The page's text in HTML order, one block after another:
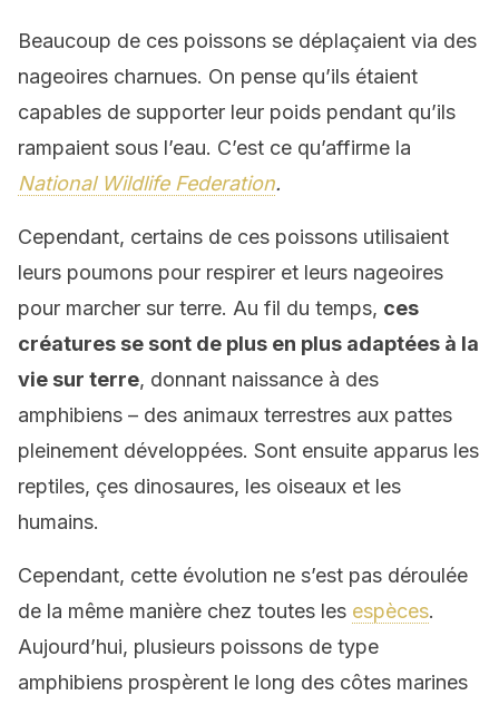
Beaucoup de ces poissons se déplaçaient via des
nageoires charnues. On pense qu’ils étaient
capables de supporter leur poids pendant qu’ils
rampaient sous l’eau. C’est ce qu’affirme la
National Wildlife Federation.
Cependant, certains de ces poissons utilisaient
leurs poumons pour respirer et leurs nageoires
pour marcher sur terre. Au fil du temps, ces
créatures se sont de plus en plus adaptées à la
vie sur terre, donnant naissance à des
amphibiens – des animaux terrestres aux pattes
pleinement développées. Sont ensuite apparus les
reptiles, çes dinosaures, les oiseaux et les
humains.
Cependant, cette évolution ne s’est pas déroulée
de la même manière chez toutes les espèces.
Aujourd’hui, plusieurs poissons de type
amphibiens prospèrent le long des côtes marines